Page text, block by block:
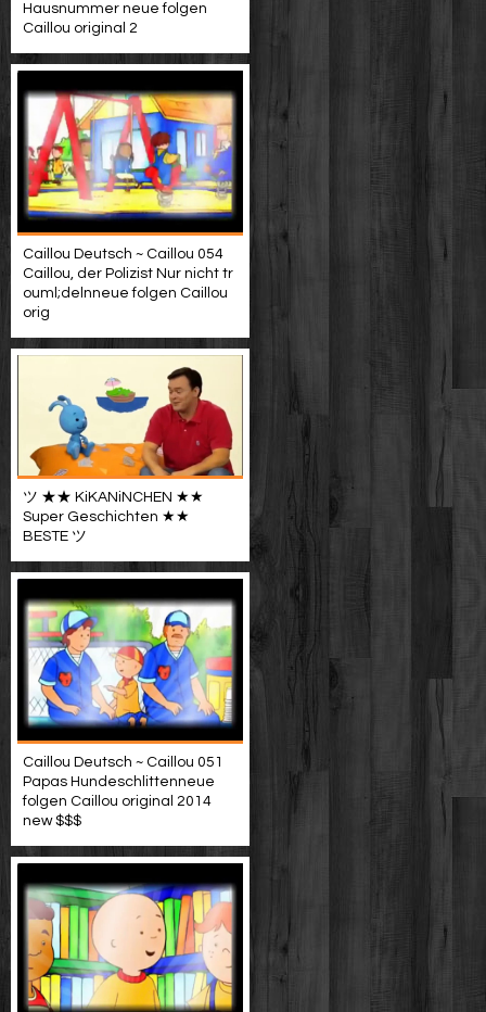
Hausnummer neue folgen
Caillou original 2
Caillou Deutsch ~ Caillou 054
Caillou, der Polizist Nur nicht tr
ouml;delnneue folgen Caillou
orig
ツ ★★ KiKANiNCHEN ★★
Super Geschichten ★★
BESTE ツ
Caillou Deutsch ~ Caillou 051
Papas Hundeschlittenneue
folgen Caillou original 2014
new $$$